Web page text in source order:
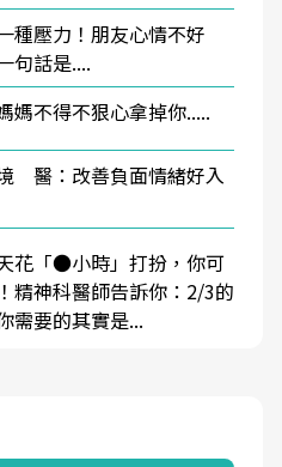
種壓力！朋友心情不好
句話是....
媽不得不狠心拿掉你.....
醫：改善負面情緒好入
花「●小時」打扮，你可
精神科醫師告訴你：2/3的
需要的其實是...